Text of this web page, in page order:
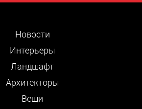
Новости
Интерьеры
Ландшафт
Архитекторы
Вещи